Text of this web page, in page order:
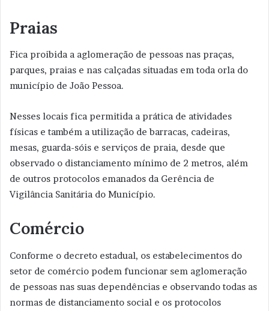
Praias
Fica proibida a aglomeração de pessoas nas praças,
parques, praias e nas calçadas situadas em toda orla do
município de João Pessoa.
Nesses locais fica permitida a prática de atividades
físicas e também a utilização de barracas, cadeiras,
mesas, guarda-sóis e serviços de praia, desde que
observado o distanciamento mínimo de 2 metros, além
de outros protocolos emanados da Gerência de
Vigilância Sanitária do Município.
Comércio
Conforme o decreto estadual, os estabelecimentos do
setor de comércio podem funcionar sem aglomeração
de pessoas nas suas dependências e observando todas as
normas de distanciamento social e os protocolos